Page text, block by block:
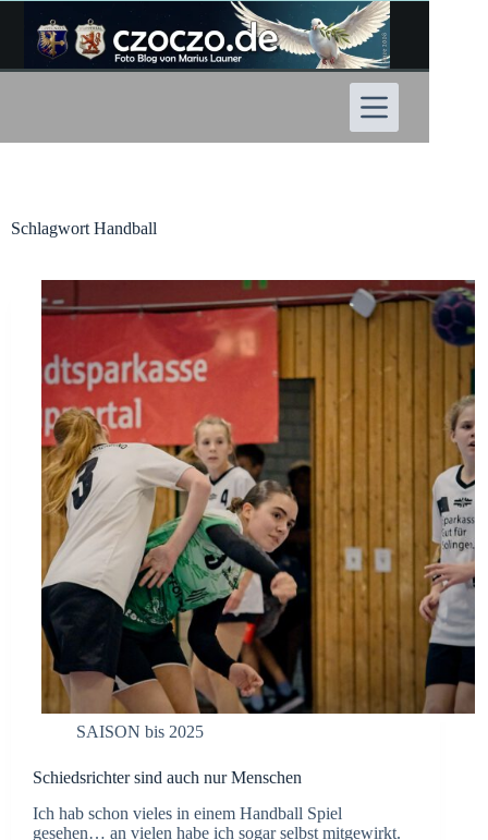
Inhalt
springen
Schlagwort Handball
SAISON bis 2025
Schiedsrichter sind auch nur Menschen
Ich hab schon vieles in einem Handball Spiel
gesehen… an vielen habe ich sogar selbst mitgewirkt.